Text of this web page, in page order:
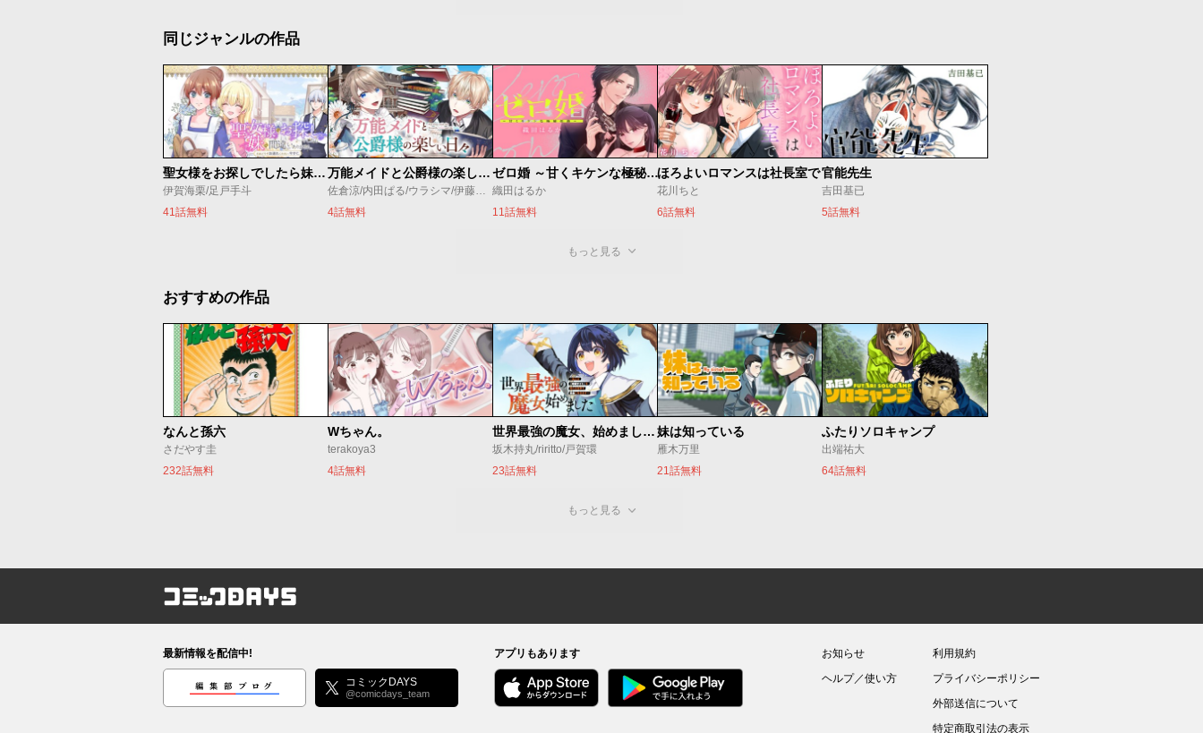
同じジャンルの作品
聖女様をお探しでしたら妹で間違いありません。さあどうぞお連れください、今すぐ。
伊賀海栗/足戸手斗
41話無料
万能メイドと公爵様の楽しい日々
佐倉涼/内田ぱる/ウラシマ/伊藤テリヤキ
4話無料
ゼロ婚 ～甘くキケンな極秘任務～
織田はるか
11話無料
ほろよいロマンスは社長室で
花川ちと
6話無料
官能先生
吉田基已
5話無料
もっと見る
おすすめの作品
なんと孫六
さだやす圭
232話無料
Wちゃん。
terakoya3
4話無料
世界最強の魔女、始めました ～私だけ『攻略サイト』を見れる世界で自由に生きます～
坂木持丸/riritto/戸賀環
23話無料
妹は知っている
雁木万里
21話無料
ふたりソロキャンプ
出端祐大
64話無料
もっと見る
コミックDAYS
最新情報を配信中!
編集部ブログ コミックDAYS
@comicdays_team
アプリもあります
お知らせ
ヘルプ／使い方
利用規約
プライバシーポリシー
外部送信について
特定商取引法の表示